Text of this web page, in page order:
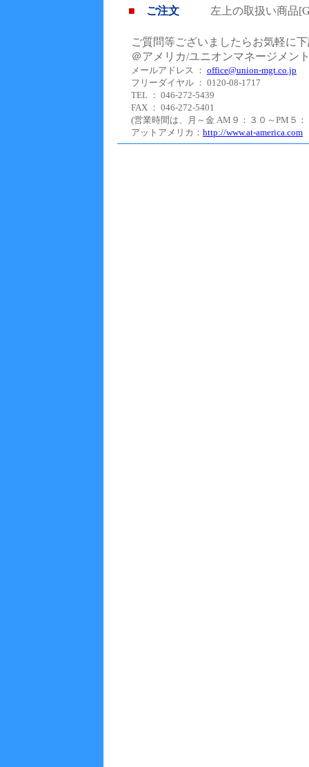
■
ご注文 左上の取扱い商品
ご質問等ございましたらお気軽に
＠アメリカ/ユニオンマネージメン
メールアドレス ： office@union-mgt.co.jp
フリーダイヤル ： 0120-08-1717
TEL ： 046-272-5439
FAX ： 046-272-5401
(営業時間は、月～金 AM９：３０～PM５
アットアメリカ： http://www.at-america.com